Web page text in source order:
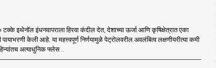
इथेनॉल इंधनवापराला हिरवा कंदील देत, देशाच्या ऊर्जा आणि कृषिक्षेत्रात एका
पायाभरणी केली आहे. या महत्त्वपूर्ण निर्णयामुळे पेट्रोलवरील अवलंबित्व लक्षणीयरीत्या कमी
अत्याधुनिक फ्लेस ..